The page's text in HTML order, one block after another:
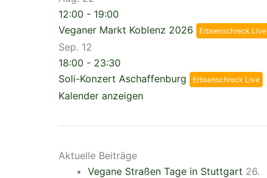
12:00 - 19:00
Veganer Markt Koblenz 2026
Erbsenschreck Live
Sep. 12
18:00 - 23:30
Soli-Konzert Aschaffenburg
Erbsenschreck Live
Kalender anzeigen
Aktuelle Beiträge
Vegane Straßen Tage in Stuttgart 26.